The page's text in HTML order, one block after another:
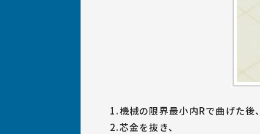
1.機械の限界最小内Rで曲げた後、
2.芯金を抜き、